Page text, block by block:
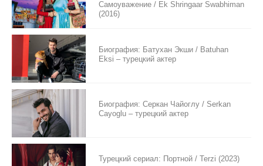
Самоуважение / Ek Shringaar Swabhiman
(2016)
Биография: Батухан Экши / Batuhan
Eksi – турецкий актер
Биография: Серкан Чайоглу / Serkan
Cayoglu – турецкий актер
Турецкий сериал: Портной / Terzi (2023)